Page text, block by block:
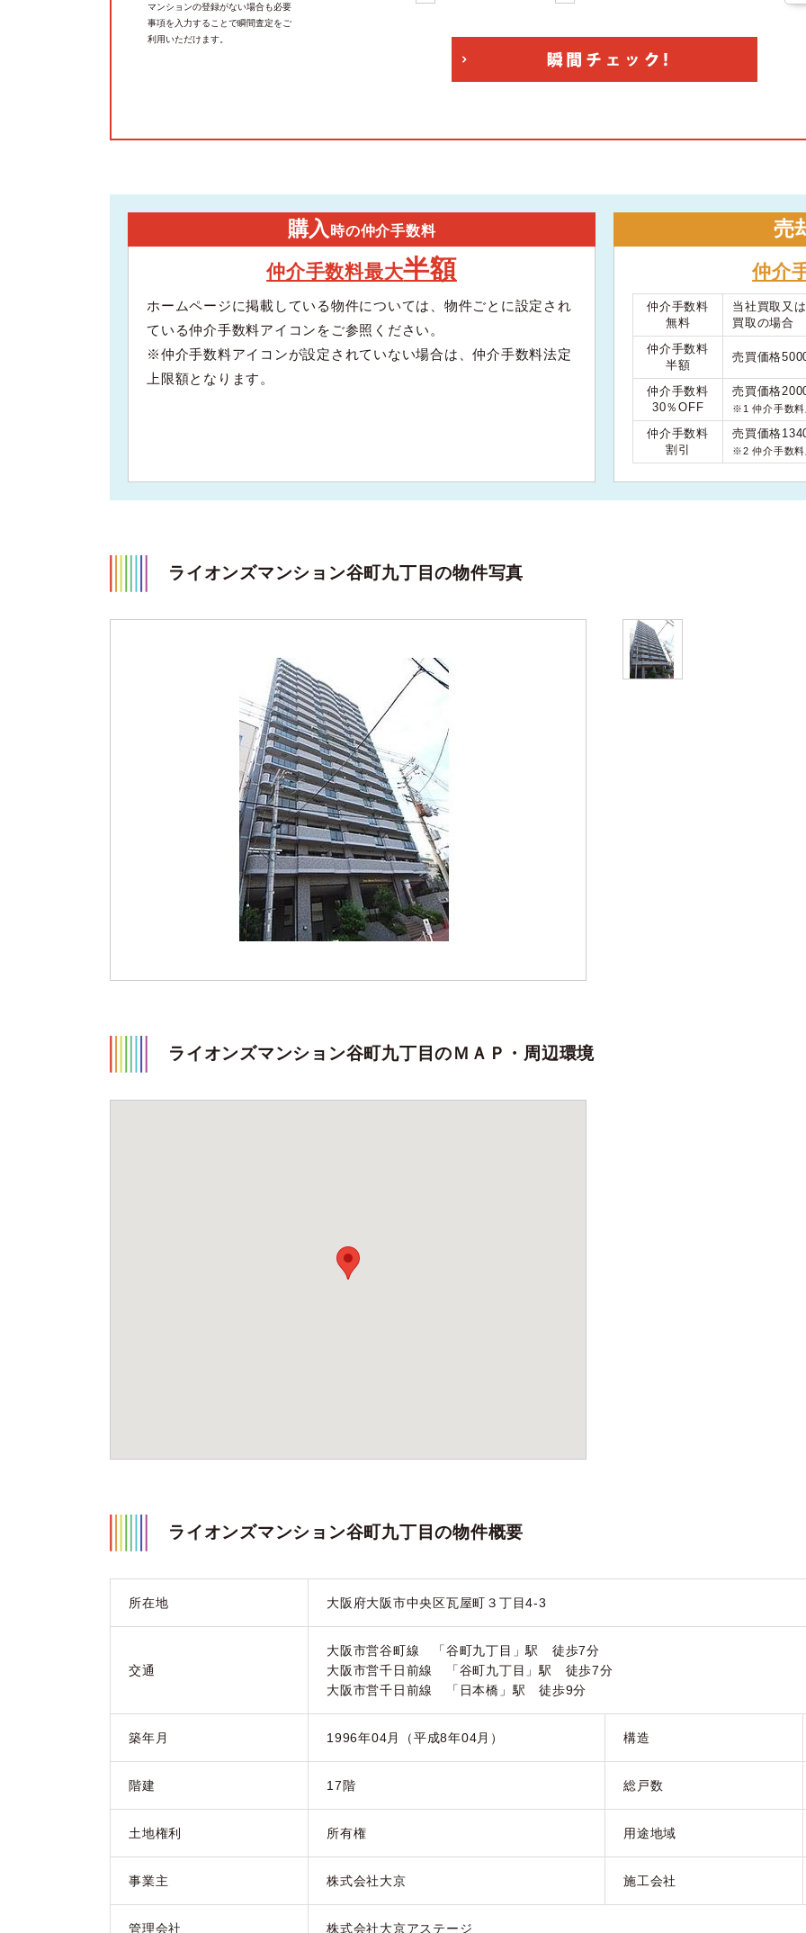
マンションの登録がない場合も必要
事項を入力することで瞬間査定をご
利用いただけます。
購入 時の仲介手数料
仲介手数料最大半額
ホームページに掲載している物件については、物件ごとに設定され
ている仲介手数料アイコンをご参照ください。
※仲介手数料アイコンが設定されていない場合は、仲介手数料法定
上限額となります。
売
仲介
仲介手数料
無料
当社買取又
買取の場合
仲介手数料
半額
売買価格
仲介手数料
30％OFF
売買価格
※1 仲介手数料
仲介手数料
割引
売買価格
※2 仲介手数料
ライオンズマンション谷町九丁目の物件写真
ライオンズマンション谷町九丁目のＭＡＰ・周辺環境
ライオンズマンション谷町九丁目の物件概要
所在地 大阪府大阪市中央区瓦屋町３丁目4-3
交通
大阪市営谷町線 「谷町九丁目」駅 徒歩7分
大阪市営千日前線 「谷町九丁目」駅 徒歩7分
大阪市営千日前線 「日本橋」駅 徒歩9分
築年月 1996年04月（平成8年04月） 構造
階建 17階 総戸数
土地権利 所有権 用途地域
事業主 株式会社大京 施工会社
管理会社 株式会社大京アステージ